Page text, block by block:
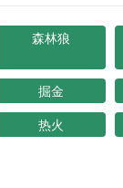
森林狼
掘金
热火